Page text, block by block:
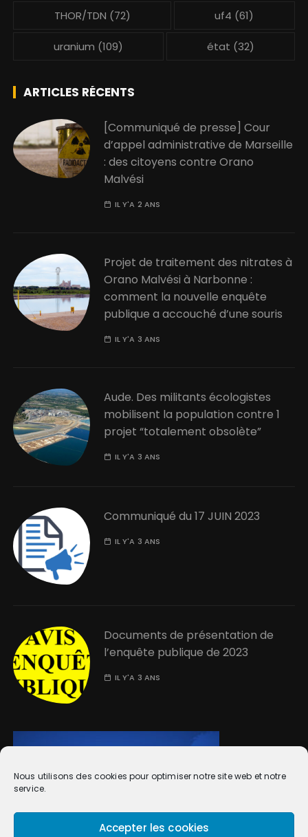
Nous utilisons des cookies pour optimiser notre site web et notre
service.
Accepter les cookies
THOR/TDN (72) uf4 (61)
uranium (109) état (32)
ARTICLES RÉCENTS
[Communiqué de presse] Cour
d’appel administrative de Marseille
: des citoyens contre Orano
Malvési
IL Y'A 2 ANS
Projet de traitement des nitrates à
Orano Malvési à Narbonne :
comment la nouvelle enquête
publique a accouché d’une souris
IL Y'A 3 ANS
Aude. Des militants écologistes
mobilisent la population contre 1
projet “totalement obsolète”
IL Y'A 3 ANS
Communiqué du 17 JUIN 2023
IL Y'A 3 ANS
Documents de présentation de
l’enquête publique de 2023
IL Y'A 3 ANS